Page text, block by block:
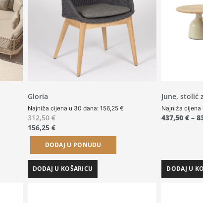
Gloria
Najniža cijena u 30 dana: 156,25 €
312,50€
156,25 €
DODAJ U PONUDU
DODAJ U KOŠARICU
June, stolić
Najniža
437,50€ –
DODAJ U